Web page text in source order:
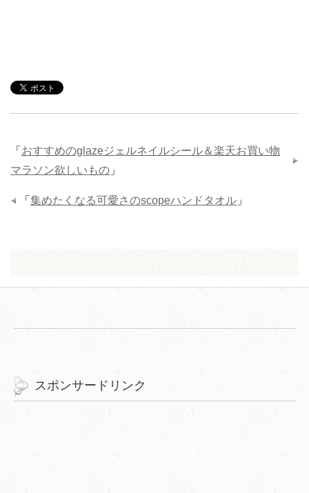
「 おすすめのglazeジェルネイルシール＆楽天お買い物
マラソン欲しいもの 」
「 集めたくなる可愛さのscopeハンドタオル 」
スポンサードリンク